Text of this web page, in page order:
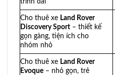
Cho thuê xe Land Rover
Discovery Sport – thiết kế
gọn gàng, tiện ích cho
nhóm nhỏ
Cho thuê xe Land Rover
Evoque – nhỏ gọn, trẻ